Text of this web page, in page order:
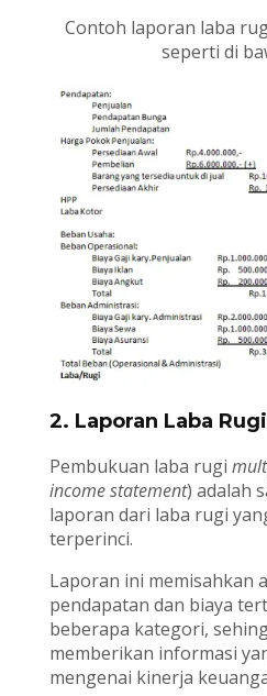
Contoh laporan laba
seperti di
2. Laporan Laba
Pembukuan laba rugi
income statement) adalah
laporan dari laba rugi
terperinci.
Laporan ini memisahkan
pendapatan dan biaya
beberapa kategori,
memberikan informasi
mengenai kinerja